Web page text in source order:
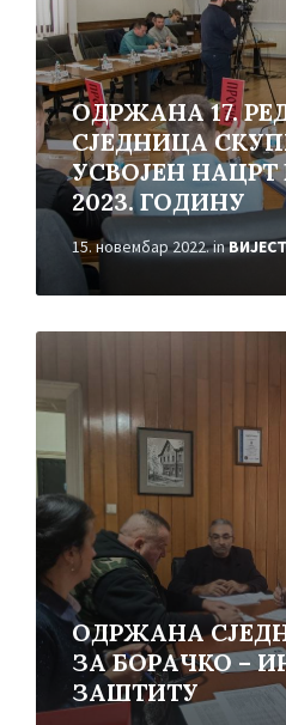
ОДРЖАНА 17.
СЈЕДНИЦА
УСВОЈЕН НАЦРТ
2023. ГОДИНУ
15. новембар 2022.in
ОДРЖАНА
ЗА БОРАЧКО –
ЗАШТИТУ
Read